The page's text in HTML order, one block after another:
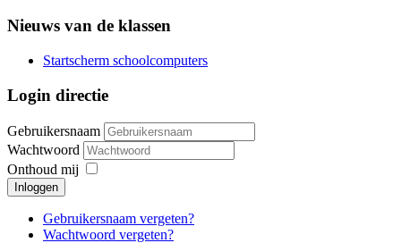
Nieuws van de klassen
Startscherm schoolcomputers
Login directie
Gebruikersnaam
Wachtwoord
Onthoud mij
Inloggen
Gebruikersnaam vergeten?
Wachtwoord vergeten?